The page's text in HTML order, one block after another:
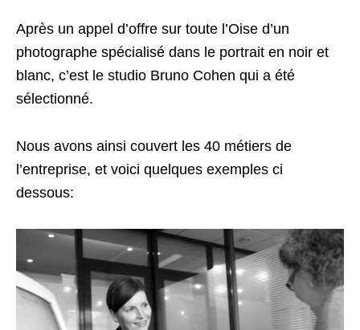
Après un appel d’offre sur toute l’Oise d’un
photographe spécialisé dans le portrait en noir et
blanc, c’est le studio Bruno Cohen qui a été
sélectionné.
Nous avons ainsi couvert les 40 métiers de
l’entreprise, et voici quelques exemples ci
dessous: